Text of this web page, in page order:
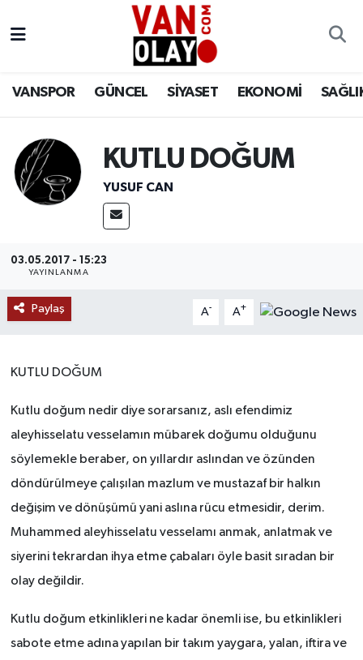
VANSPOR GÜNCEL SİYASET EKONOMİ
KUTLU DOĞUM
YUSUF CAN
03.05.2017 - 15:23
YAYINLANMA
Paylaş A- A+
KUTLU DOĞUM
Kutlu doğum nedir diye sorarsanız, aslı efendimiz
aleyhisselatu vesselamın mübarek doğumu olduğunu
söylemekle beraber, on yıllardır aslından ve özünden
döndürülmeye çalışılan mazlum ve mustazaf bir halkın
değişim ve dönüşümü yani aslına rücu etmesidir, derim.
Muhammed aleyhisselatu vesselamı anmak, anlatmak ve
siyerini tekrardan ihya etme çabaları öyle basit sıradan bir
olay değildir.
Kutlu doğum etkinlikleri ne kadar önemli ise, bu etkinlikleri
sabote etme adına yapılan bir takım yaygara, yalan, iftira ve
Siyaset
Ekonomi
Eğitim
Bilim & Teknoloji
Van Nöbetçi Eczaneler
Van Namaz Vakitleri
Van Trafik Yoğunluk Haritası
Süper Lig Puan Durumu ve Fikstür
Tüm Manşetler
Son Dakika Haberleri